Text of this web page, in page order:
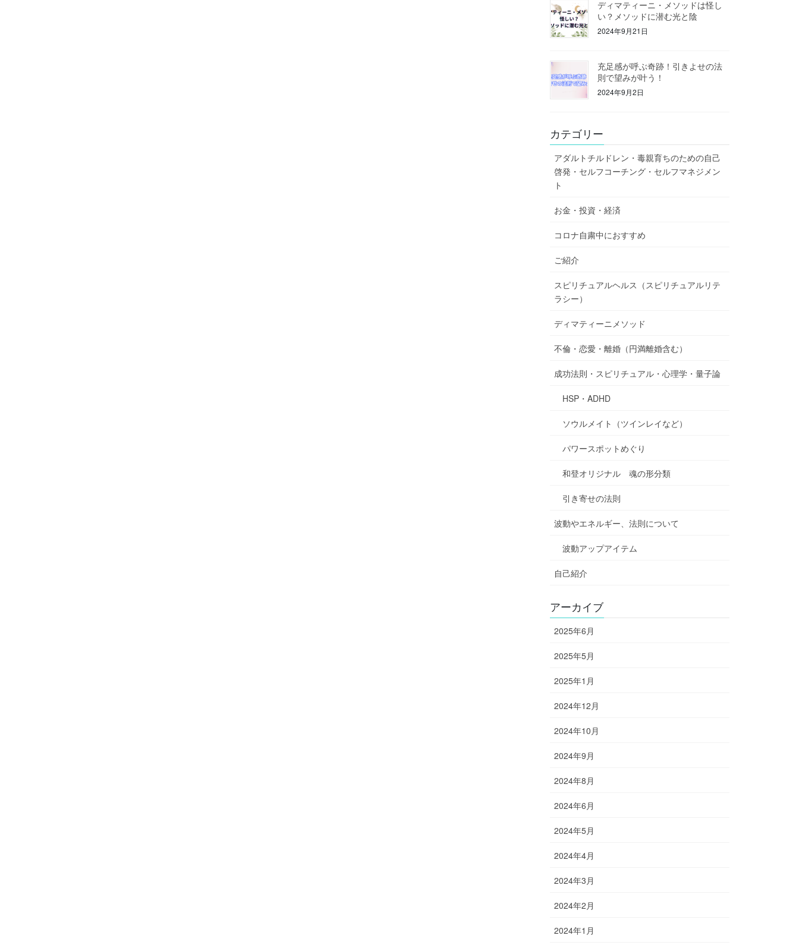
ディマティーニ・メソッドは怪し
い？メソッドに潜む光と陰
2024年9月21日
充足感が呼ぶ奇跡！引きよせの法
則で望みが叶う！
2024年9月2日
カテゴリー
アダルトチルドレン・毒親育ちのための自己
啓発・セルフコーチング・セルフマネジメン
ト
お金・投資・経済
コロナ自粛中におすすめ
ご紹介
スピリチュアルヘルス（スピリチュアルリテ
ラシー）
ディマティーニメソッド
不倫・恋愛・離婚（円満離婚含む）
成功法則・スピリチュアル・心理学・量子論
HSP・ADHD
ソウルメイト（ツインレイなど）
パワースポットめぐり
和登オリジナル 魂の形分類
引き寄せの法則
波動やエネルギー、法則について
波動アップアイテム
自己紹介
アーカイブ
2025年6月
2025年5月
2025年1月
2024年12月
2024年10月
2024年9月
2024年8月
2024年6月
2024年5月
2024年4月
2024年3月
2024年2月
2024年1月